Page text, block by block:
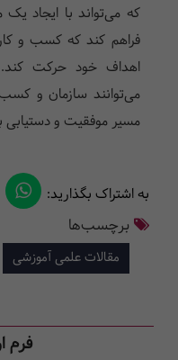
که می‌تواند با ایجاد
فراهم کند که کسب و
اهداف خود حرکت کند.
می‌توانند سازمان و
مسیر موفقیت و دستیابی
به اشتراک بگذارید:
برچسب‌ها
مقالات علمی آموزشی
فرم